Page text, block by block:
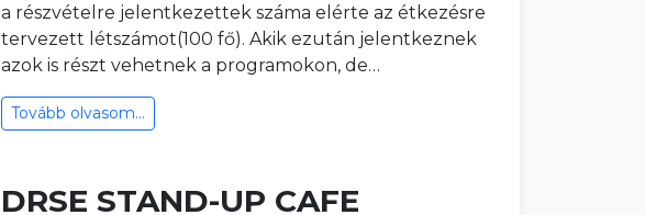
a részvételre jelentkezettek száma elérte az étkezésre
tervezett létszámot(100 fő). Akik ezután jelentkeznek
azok is részt vehetnek a programokon, de…
Tovább olvasom...
DRSE STAND-UP CAFE